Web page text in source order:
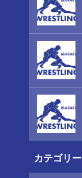
カテゴリー